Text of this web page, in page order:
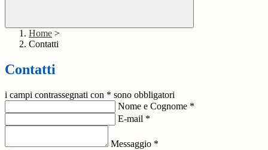
Home >
Contatti
Contatti
i campi contrassegnati con * sono obbligatori
Nome e Cognome *
E-mail *
Messaggio *